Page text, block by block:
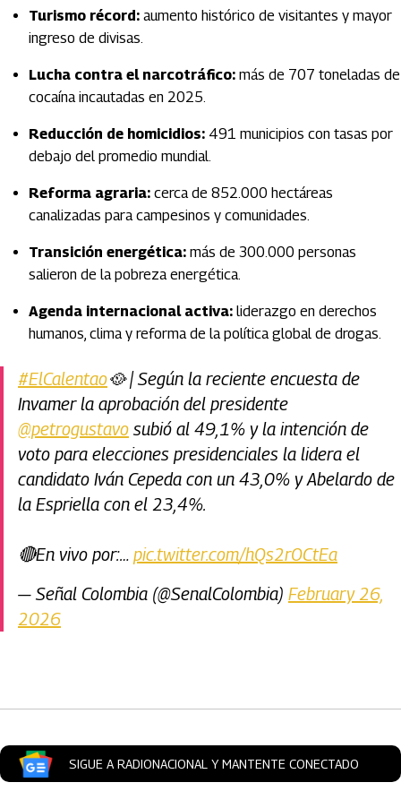
Turismo récord: aumento histórico de visitantes y mayor
ingreso de divisas.
Lucha contra el narcotráfico: más de 707 toneladas de
cocaína incautadas en 2025.
Reducción de homicidios: 491 municipios con tasas por
debajo del promedio mundial.
Reforma agraria: cerca de 852.000 hectáreas
canalizadas para campesinos y comunidades.
Transición energética: más de 300.000 personas
salieron de la pobreza energética.
Agenda internacional activa: liderazgo en derechos
humanos, clima y reforma de la política global de drogas.
#ElCalentao🥘 | Según la reciente encuesta de
Invamer la aprobación del presidente
@petrogustavo subió al 49,1% y la intención de
voto para elecciones presidenciales la lidera el
candidato Iván Cepeda con un 43,0% y Abelardo de
la Espriella con el 23,4%.
🔴En vivo por:… pic.twitter.com/hQs2rOCtEa
— Señal Colombia (@SenalColombia) February 26,
2026
SIGUE A RADIONACIONAL Y MANTENTE CONECTADO